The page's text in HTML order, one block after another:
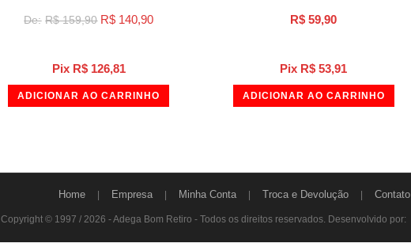
Pix R$126,81
R$159,90 R$ 140,90
ADICIONAR AO CARRINHO
Pix R$ 53,91
R$ 59,90
ADICIONAR AO CARRINHO
Home Empresa Minha Conta Troca e Devolução Contato
Copyright © 1997 / 2026 - Adega Bom Retiro - Todos os direitos reservados. Desenvolvido por: